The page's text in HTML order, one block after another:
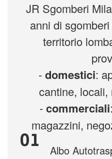
JR Sgomberi
anni di
territorio
-domestici:
cantine, locali,
-commerciali
magazzini,
01 Albo